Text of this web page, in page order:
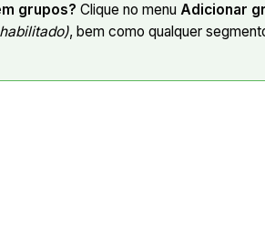
grupos? Clique no menuAdicionar
, bem como qualquer